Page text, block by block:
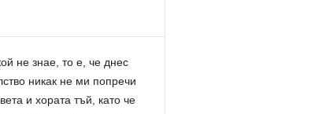
не знае, то е, че днес
никак не ми попречи
и хората тъй, като че